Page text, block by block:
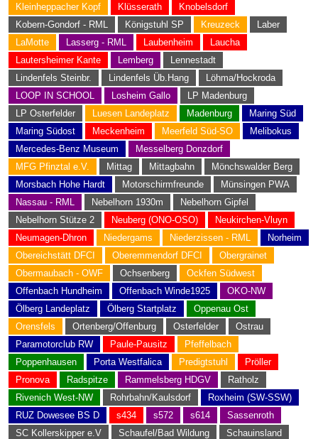
Kleinheppacher Kopf
Klüsserath
Knobelsdorf
Kobern-Gondorf - RML
Königstuhl SP Kreuzeck
Laber
LaMotte
Lasserg - RML Laubenheim
Laucha
Lautersheimer Kante
Lemberg
Lennestadt
Lindenfels Steinbr.
Lindenfels Üb.Hang
Löhma/Hockroda
LOOP IN SCHOOL
Losheim Gallo
LP Madenburg
LP Osterfelder
Luesen Landeplatz Madenburg
Maring Süd
Maring Südost
Meckenheim Meerfeld Süd-SO
Melibokus
Mercedes-Benz Museum
Messelberg Donzdorf
MFG Pfinztal e.V.
Mittag Mittagbahn
Mönchswalder Berg
Morsbach Hohe Hardt
Motorschirmfreunde
Münsingen PWA
Nassau - RML
Nebelhorn 1930m
Nebelhorn Gipfel
Nebelhorn Stütze 2
Neuberg (ONO-OSO)
Neukirchen-Vluyn
Neumagen-Dhron
Niedergams Niederzissen - RML
Norheim
Obereichstätt DFCI
Oberemmendorf DFCI
Obergrainet
Obermaubach - OWF
Ochsenberg
Ockfen Südwest
Offenbach Hundheim
Offenbach Winde1925
OKO-NW
Ölberg Landeplatz
Ölberg Startplatz
Oppenau Ost
Orensfels
Ortenberg/Offenburg Osterfelder
Ostrau
Paramotorclub RW
Paule-Pausitz
Pfeffelbach
Poppenhausen
Porta Westfalica Predigtstuhl
Pröller
Pronova
Radspitze Rammelsberg HDGV
Ratholz
Rivenich West-NW
Rohrbahn/Kaulsdorf
Roxheim (SW-SSW)
RUZ Dowesee BS D
s434 s572 s614
Sassenroth
SC Kollerskipper e.V
Schaufel/Bad Wildung
Schauinsland